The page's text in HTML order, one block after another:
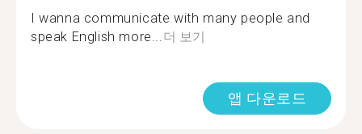
I wanna communicate with many people and
speak English more...더 보기
앱 다운로드